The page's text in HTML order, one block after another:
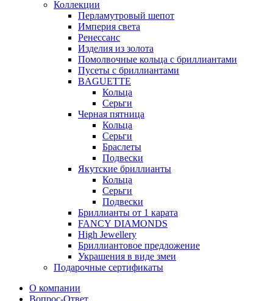
Коллекции
Перламутровый шепот
Империя света
Ренессанс
Изделия из золота
Помолвочные кольца с бриллиантами
Пусеты с бриллиантами
BAGUETTE
Кольца
Серьги
Черная пятница
Кольца
Серьги
Браслеты
Подвески
Якутские бриллианты
Кольца
Серьги
Подвески
Бриллианты от 1 карата
FANCY DIAMONDS
High Jewellery
Бриллиантовое предложение
Украшения в виде змеи
Подарочные сертификаты
О компании
Вопрос-Ответ